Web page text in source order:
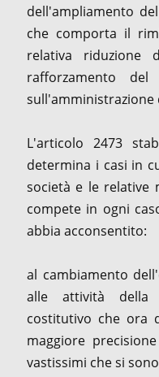
dell'ampliamento
che comporta il
relativa riduzione
rafforzamento
sull'amministrazione
L'articolo 2473
determina i casi in
società e le relative
compete in ogni
abbia acconsentito:
al cambiamento
alle attività della
costitutivo che ora
maggiore
vastissimi che si